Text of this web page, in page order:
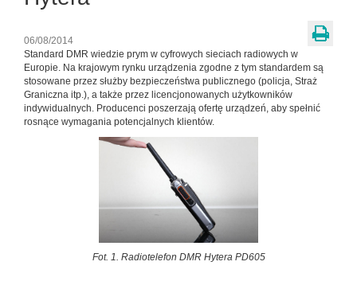
06/08/2014
Standard DMR wiedzie prym w cyfrowych sieciach radiowych w
Europie. Na krajowym rynku urządzenia zgodne z tym standardem są
stosowane przez służby bezpieczeństwa publicznego (policja, Straż
Graniczna itp.), a także przez licencjonowanych użytkowników
indywidualnych. Producenci poszerzają ofertę urządzeń, aby spełnić
rosnące wymagania potencjalnych klientów.
Fot. 1. Radiotelefon DMR Hytera PD605